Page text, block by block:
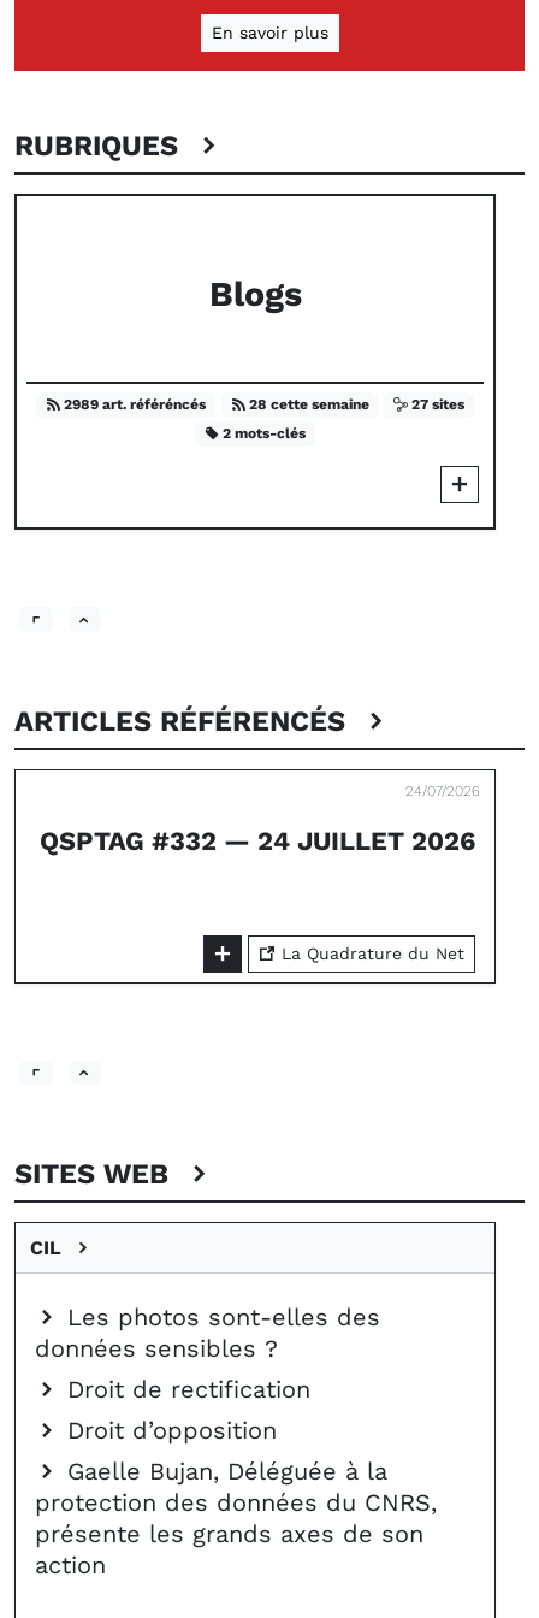
En savoir plus
RUBRIQUES
Blogs
2989 art. référéncés 28 cette semaine
27 sites
2 mots-clés
ARTICLES RÉFÉRENCÉS
24/07/2026
QSPTAG #332 — 24 JUILLET 2026
La Quadrature du Net
SITES WEB
CIL
Les photos sont-elles des
données sensibles ?
Droit de rectification
Droit d’opposition
Gaelle Bujan, Déléguée à la
protection des données du CNRS,
présente les grands axes de son
action